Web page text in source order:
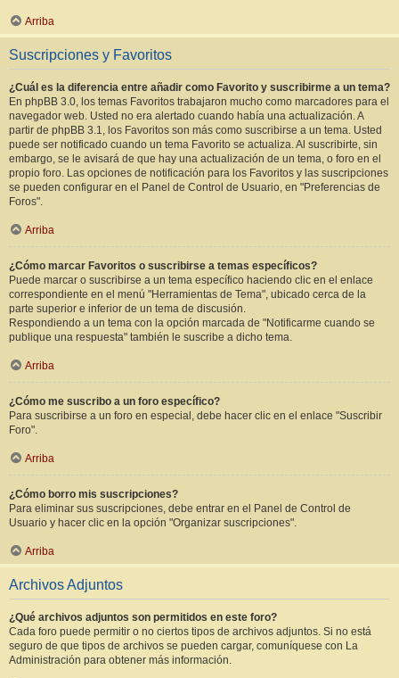
Arriba
Suscripciones y Favoritos
¿Cuál es la diferencia entre añadir como Favorito y suscribirme a un tema?
En phpBB 3.0, los temas Favoritos trabajaron mucho como marcadores para el
navegador web. Usted no era alertado cuando había una actualización. A
partir de phpBB 3.1, los Favoritos son más como suscribirse a un tema. Usted
puede ser notificado cuando un tema Favorito se actualiza. Al suscribirte, sin
embargo, se le avisará de que hay una actualización de un tema, o foro en el
propio foro. Las opciones de notificación para los Favoritos y las suscripciones
se pueden configurar en el Panel de Control de Usuario, en "Preferencias de
Foros".
Arriba
¿Cómo marcar Favoritos o suscribirse a temas específicos?
Puede marcar o suscribirse a un tema específico haciendo clic en el enlace
correspondiente en el menú "Herramientas de Tema", ubicado cerca de la
parte superior e inferior de un tema de discusión.
Respondiendo a un tema con la opción marcada de "Notificarme cuando se
publique una respuesta" también le suscribe a dicho tema.
Arriba
¿Cómo me suscribo a un foro específico?
Para suscribirse a un foro en especial, debe hacer clic en el enlace "Suscribir
Foro".
Arriba
¿Cómo borro mis suscripciones?
Para eliminar sus suscripciones, debe entrar en el Panel de Control de
Usuario y hacer clic en la opción "Organizar suscripciones".
Arriba
Archivos Adjuntos
¿Qué archivos adjuntos son permitidos en este foro?
Cada foro puede permitir o no ciertos tipos de archivos adjuntos. Si no está
seguro de que tipos de archivos se pueden cargar, comuníquese con La
Administración para obtener más información.